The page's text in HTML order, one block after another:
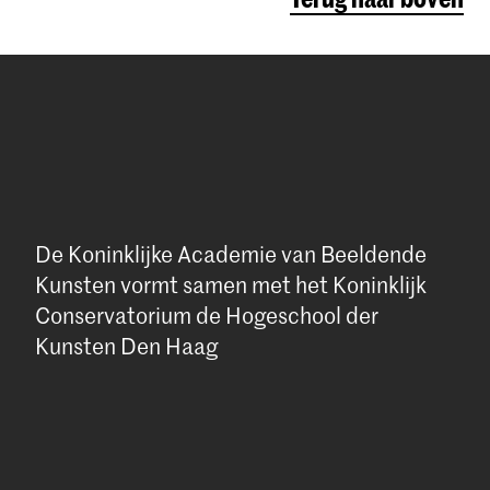
De Koninklijke Academie van Beeldende
Kunsten vormt samen met het Koninklijk
Conservatorium de Hogeschool der
Kunsten Den Haag